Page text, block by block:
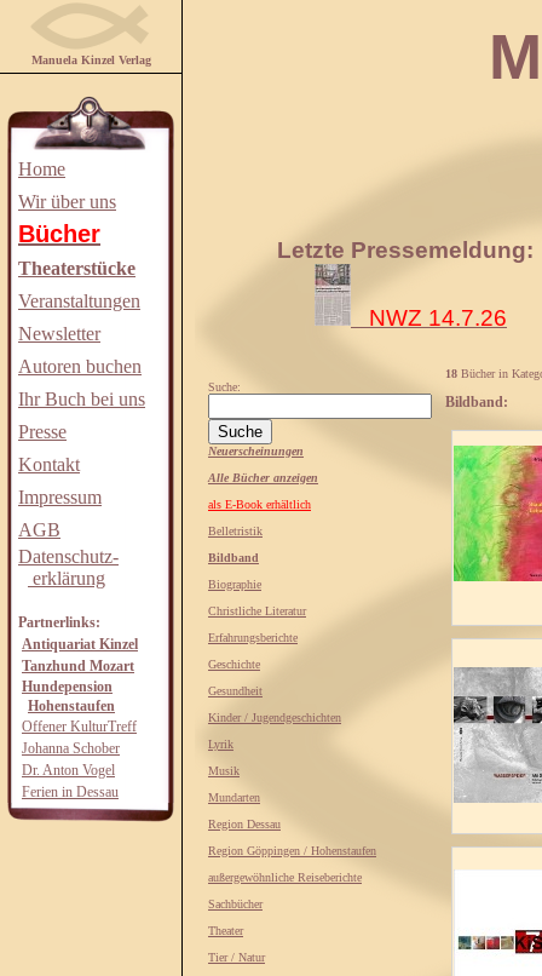
Manuela Kinzel Verlag
Home
Wir über uns
Bücher
Theaterstücke
Veranstaltungen
Newsletter
Autoren buchen
Ihr Buch bei uns
Presse
Kontakt
Impressum
AGB
Datenschutz-
erklärung
Partnerlinks:
Antiquariat Kinzel
Tanzhund Mozart
Hundepension
Hohenstaufen
Offener KulturTreff
Johanna Schober
Dr. Anton Vogel
Ferien in Dessau
Letzte Pressemeldung:
NWZ 14.7.26
Suche:
Neuerscheinungen
Alle Bücher anzeigen
als E-Book erhältlich
Belletristik
Bildband
Biographie
Christliche Literatur
Erfahrungsberichte
Geschichte
Gesundheit
Kinder / Jugendgeschichten
Lyrik
Musik
Mundarten
Region Dessau
Region Göppingen / Hohenstaufen
außergewöhnliche Reiseberichte
Sachbücher
Theater
Tier / Natur
18 Bücher in
Bildband: